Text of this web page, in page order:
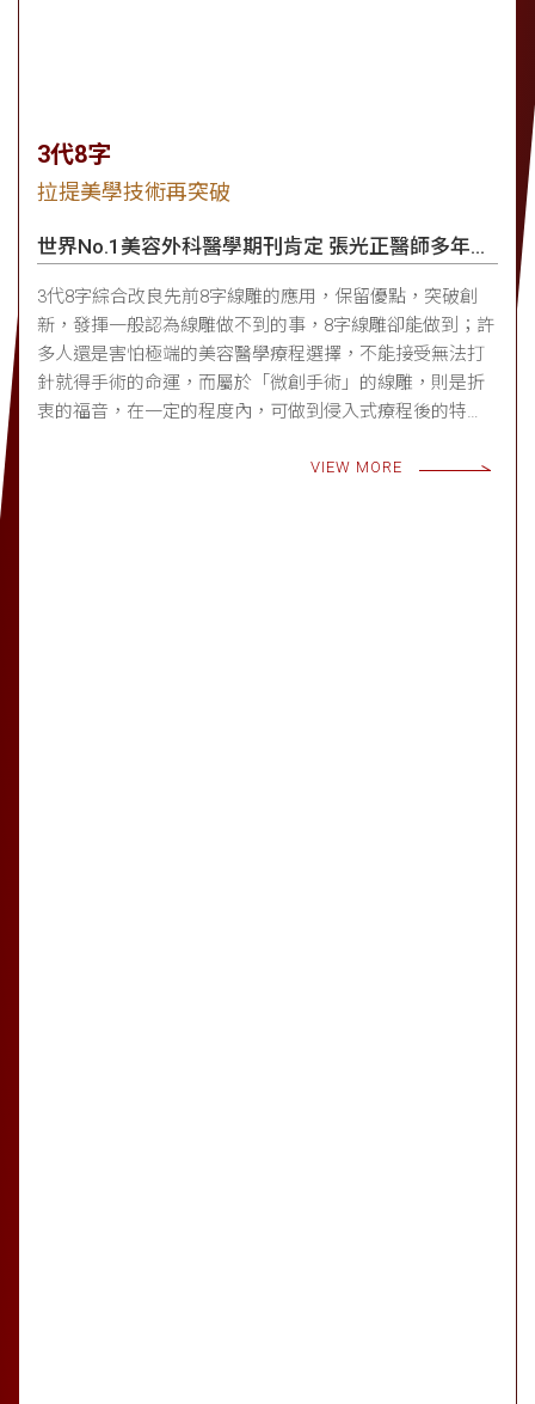
3代8字
拉提美學技術再突破
世界No.1美容外科醫學期刊肯定 張光正醫師多年研
3代8字綜合改良先前8字線雕的應用，保留優點，突破創
新，發揮一般認為線雕做不到的事，8字線雕卻能做到；許
多人還是害怕極端的美容醫學療程選擇，不能接受無法打
針就得手術的命運，而屬於「微創手術」的線雕，則是折
衷的福音，在一定的程度內，可做到侵入式療程後的特
VIEW MORE